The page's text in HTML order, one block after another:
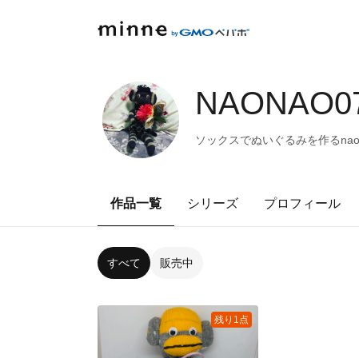
ソックスでぬいぐるみを作る
作品一覧 シリーズ プロフィール
すべて 販売中
残り1点